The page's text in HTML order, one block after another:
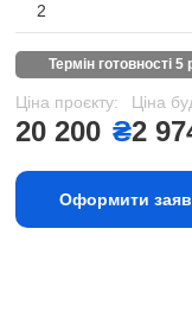
2
термін готовності
Ціна проєкту:
20 200 ₴
Ціна
2
Оформити